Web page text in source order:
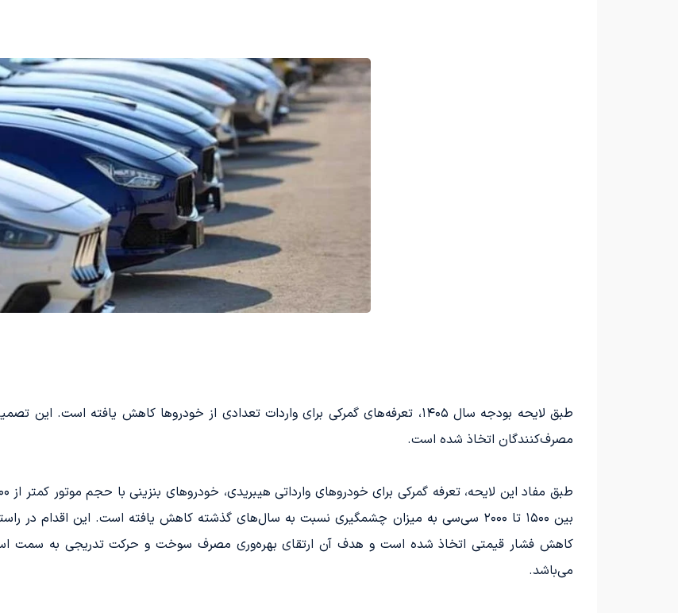
طبق لایحه بودجه سال ۱۴۰۵، تعرفه‌های گمرکی برای واردات تعدادی از خودروها کاهش یافته
مصرف‌کنندگان اتخاذ شده است.
بین ۱۵۰۰ تا ۲۰۰۰ سی‌سی به میزان چشمگیری نسبت به سال‌های گذشته کاهش یافته است. این اقدام
کاهش فشار قیمتی اتخاذ شده است و هدف آن ارتقای بهره‌وری مصرف سوخت و حرکت تدریجی به سمت
می‌باشد.